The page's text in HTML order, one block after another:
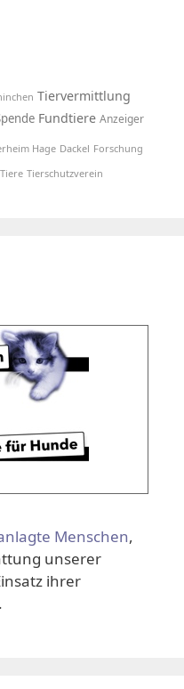
Tiervermittlung
Fundtiere Anzeiger
Hage Dackel Forschung
Tierschutzverein
Menschen,
unserer
ihrer